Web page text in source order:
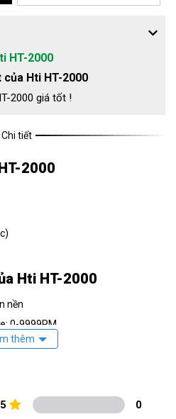
HT-2000
Hti HT-2000
2000 giá tốt !
Chi tiết
2000
Hti HT-2000
nền
0-9999PM
70 0C
5 0